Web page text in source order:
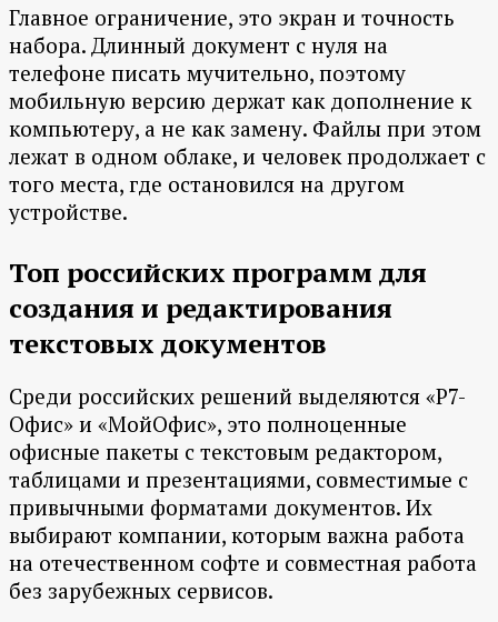
Главное ограничение, это экран и точность
набора. Длинный документ с нуля на
телефоне писать мучительно, поэтому
мобильную версию держат как дополнение к
компьютеру, а не как замену. Файлы при этом
лежат в одном облаке, и человек продолжает с
того места, где остановился на другом
устройстве.
Топ российских программ для
создания и редактирования
текстовых документов
Среди российских решений выделяются «Р7-
Офис» и «МойОфис», это полноценные
офисные пакеты с текстовым редактором,
таблицами и презентациями, совместимые с
привычными форматами документов. Их
выбирают компании, которым важна работа
на отечественном софте и совместная работа
без зарубежных сервисов.